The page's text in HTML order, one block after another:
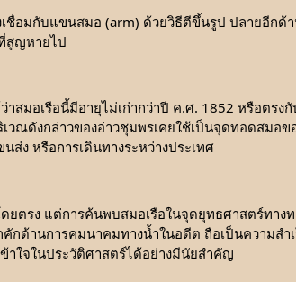
มกับแขนสมอ (arm) ด้วยวิธีตีขึ้นรูป ปลายอีกด้า
สูญหายไป
มอเรือนี้มีอายุไม่เก่ากว่าปี ค.ศ. 1852 หรือตรง
ณดังกล่าวของอ่าวชุมพรเคยใช้เป็นจุดทอดสมอข
ส่ง หรือการเดินทางระหว่างประเทศ
รง แต่การค้นพบสมอเรือในจุดยุทธศาสตร์ทางท
านการคมนาคมทางน้ำในอดีต ถือเป็นความสำเ
ใจในประวัติศาสตร์ได้อย่างมีนัยสำคัญ